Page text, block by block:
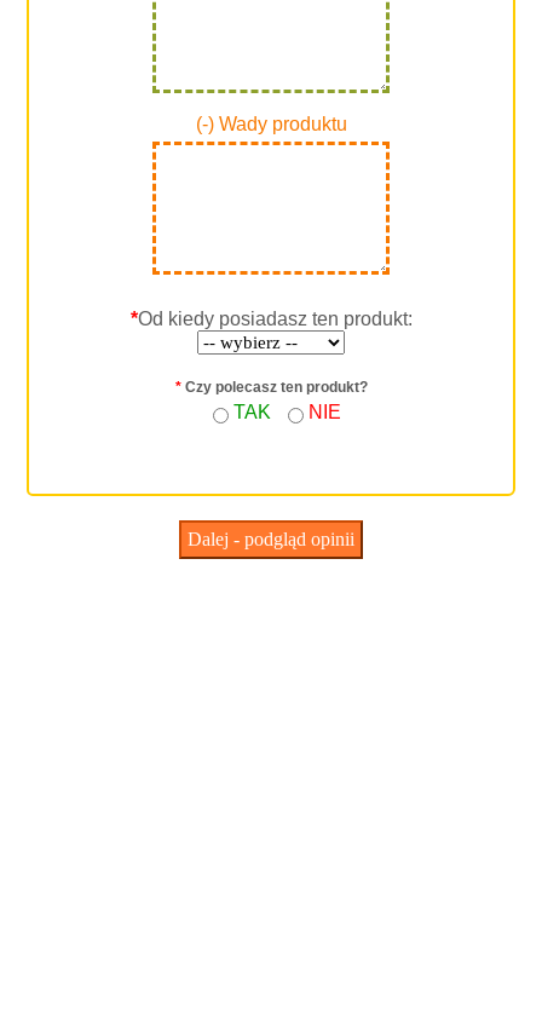
(-) Wady produktu
*Od kiedy posiadasz ten produkt:
*Czy polecasz ten produkt?
TAK NIE